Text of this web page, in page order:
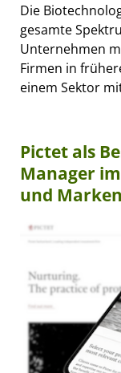
Die
gesamte
Unternehmen
Firmen in
einem Sektor
Pictet als
Manager
und